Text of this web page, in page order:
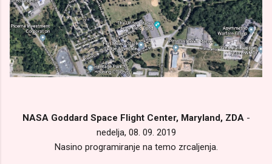
NASA Goddard Space Flight Center, Maryland, ZDA -
nedelja, 08. 09. 2019
Nasino programiranje na temo zrcaljenja.